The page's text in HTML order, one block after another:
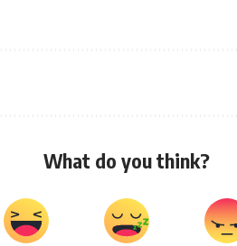
What do you think?